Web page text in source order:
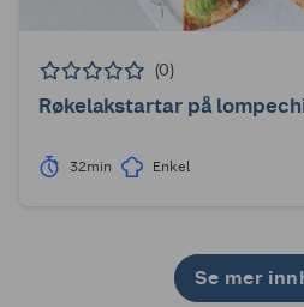
(0)
Røkelakstartar på
32min Enkel
Se mer